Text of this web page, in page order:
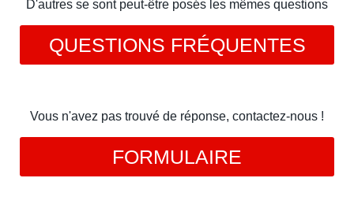
D'autres se sont peut-être posés les mêmes questions
QUESTIONS FRÉQUENTES
Vous n'avez pas trouvé de réponse, contactez-nous !
FORMULAIRE